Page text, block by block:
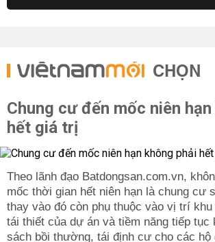
CHỌN
Chung cư đến mốc niên
hết giá trị
Theo lãnh đạo Batdongsan.com.vn,
mốc thời gian hết niên hạn là chung cư
thay vào đó còn phụ thuộc vào vị trí
tái thiết của dự án và tiềm năng tiếp tục
sách bồi thường, tái định cư cho các hộ